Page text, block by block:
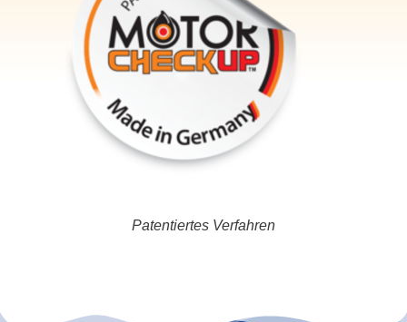
Patentiertes Verfahren